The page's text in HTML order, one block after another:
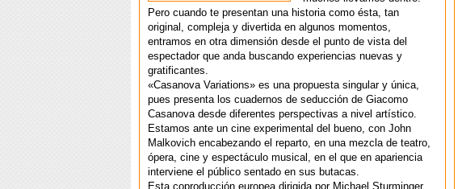
Pero cuando te presentan una historia como ésta, tan
original, compleja y divertida en algunos momentos,
entramos en otra dimensión desde el punto de vista del
espectador que anda buscando experiencias nuevas y
gratificantes.
«Casanova Variations» es una propuesta singular y única,
pues presenta los cuadernos de seducción de Giacomo
Casanova desde diferentes perspectivas a nivel artístico.
Estamos ante un cine experimental del bueno, con John
Malkovich encabezando el reparto, en una mezcla de teatro,
ópera, cine y espectáculo musical, en el que en apariencia
interviene el público sentado en sus butacas.
Esta coproducción europea dirigida por Michael Sturminger